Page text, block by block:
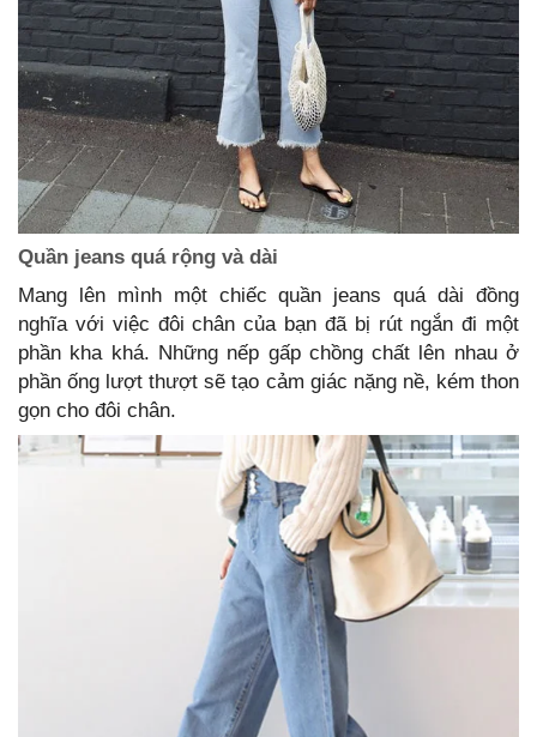
Quần jeans quá rộng và dài
Mang lên mình một chiếc quần jeans quá dài đồng
nghĩa với việc đôi chân của bạn đã bị rút ngắn đi một
phần kha khá. Những nếp gấp chồng chất lên nhau ở
phần ống lượt thượt sẽ tạo cảm giác nặng nề, kém thon
gọn cho đôi chân.